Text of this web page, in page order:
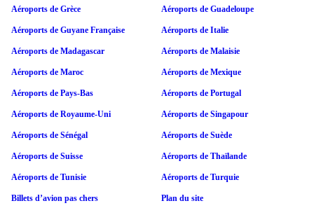
Aéroports de Grèce Aéroports de Guadeloupe
Aéroports de Guyane Française Aéroports de Italie
Aéroports de Madagascar Aéroports de Malaisie
Aéroports de Maroc Aéroports de Mexique
Aéroports de Pays-Bas Aéroports de Portugal
Aéroports de Royaume-Uni Aéroports de Singapour
Aéroports de Sénégal Aéroports de Suède
Aéroports de Suisse Aéroports de Thaïlande
Aéroports de Tunisie Aéroports de Turquie
Billets d’avion pas chers Plan du site